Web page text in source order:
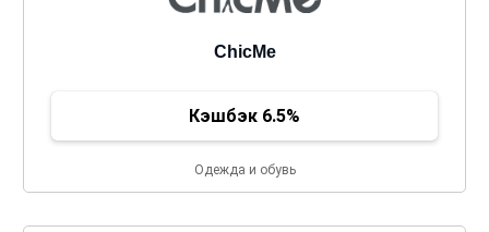
ChicMe
Кэшбэк 6.5%
Одежда и обувь